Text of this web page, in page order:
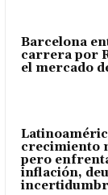
Barcelona
carrera por
el mercado
crecimiento
pero
inflación,